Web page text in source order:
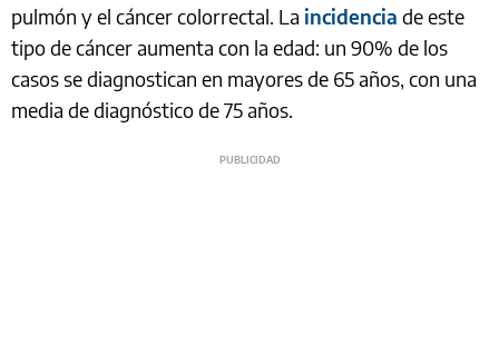
pulmón y el cáncer colorrectal. La incidencia de este
tipo de cáncer aumenta con la edad: un 90% de los
casos se diagnostican en mayores de 65 años, con una
media de diagnóstico de 75 años.